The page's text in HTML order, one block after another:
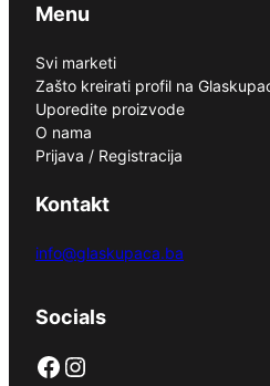
Menu
Svi marketi
Zašto kreirati profil na
Uporedite proizvode
O nama
Prijava / Registracija
Kontakt
info@glaskupaca.ba
Socials
Facebook Instagram